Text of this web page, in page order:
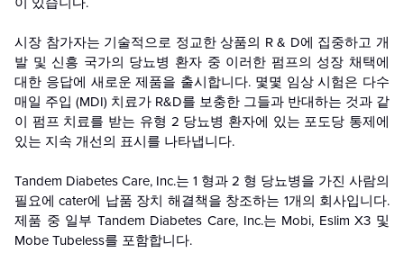
시장 참가자는 기술적으로 정교한 상품의 R & D에 집중하고 개
발 및 신흥 국가의 당뇨병 환자 중 이러한 펌프의 성장 채택에
대한 응답에 새로운 제품을 출시합니다. 몇몇 임상 시험은 다수
매일 주입 (MDI) 치료가 R&D를 보충한 그들과 반대하는 것과 같
이 펌프 치료를 받는 유형 2 당뇨병 환자에 있는 포도당 통제에
있는 지속 개선의 표시를 나타냅니다.
Tandem Diabetes Care, Inc.는 1 형과 2 형 당뇨병을 가진 사람의
필요에 cater에 납품 장치 해결책을 창조하는 1개의 회사입니다.
제품 중 일부 Tandem Diabetes Care, Inc.는 Mobi, Eslim X3 및
Mobe Tubeless를 포함합니다.